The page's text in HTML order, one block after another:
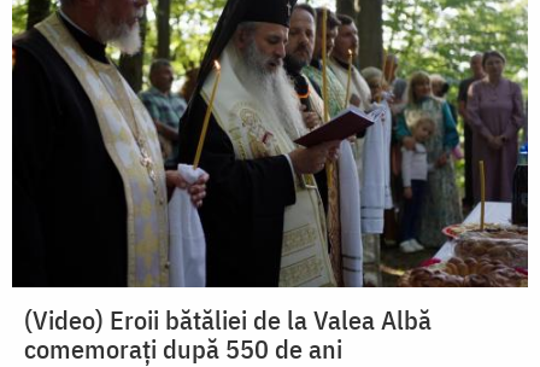
(Video) Eroii bătăliei de la Valea Albă
comemorați după 550 de ani